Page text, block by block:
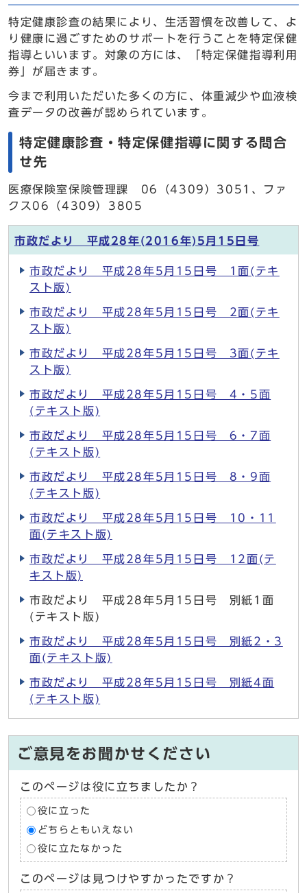
特定健康診査の結果により、生活習慣を改善して、よ
り健康に過ごすためのサポートを行うことを特定保健
指導といいます。対象の方には、「特定保健指導利用
券」が届きます。
今まで利用いただいた多くの方に、体重減少や血液検
査データの改善が認められています。
特定健康診査・特定保健指導に関する問合
せ先
医療保険室保険管理課 06（4309）3051、ファ
クス06（4309）3805
市政だより 平成28年(2016年)5月15日号
市政だより 平成28年5月15日号 1面(テキ
スト版)
市政だより 平成28年5月15日号 2面(テキ
スト版)
市政だより 平成28年5月15日号 3面(テキ
スト版)
市政だより 平成28年5月15日号 4・5面
(テキスト版)
市政だより 平成28年5月15日号 6・7面
(テキスト版)
市政だより 平成28年5月15日号 8・9面
(テキスト版)
市政だより 平成28年5月15日号 10・11
面(テキスト版)
市政だより 平成28年5月15日号 12面(テ
キスト版)
市政だより 平成28年5月15日号 別紙1面
(テキスト版)
市政だより 平成28年5月15日号 別紙2・3
面(テキスト版)
市政だより 平成28年5月15日号 別紙4面
(テキスト版)
ご意見をお聞かせください
このページは役に立ちましたか？
役に立った
どちらともいえない
役に立たなかった
このページは見つけやすかったですか？